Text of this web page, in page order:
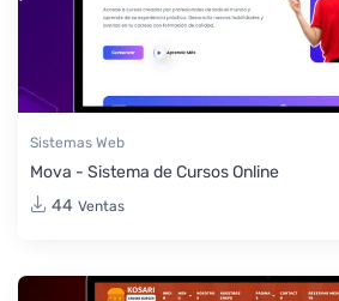
Sistemas Web
Mova - Sistema de Cursos Online
44 Ventas